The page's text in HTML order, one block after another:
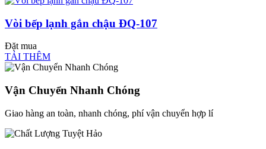
Vòi bếp lạnh gắn chậu ĐQ-107
Đặt mua
TẢI THÊM
Vận Chuyển Nhanh Chóng
Giao hàng an toàn, nhanh chóng, phí vận chuyển hợp lí